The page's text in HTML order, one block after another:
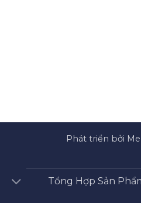
Phát triển bởi
Tổng Hợp Sản